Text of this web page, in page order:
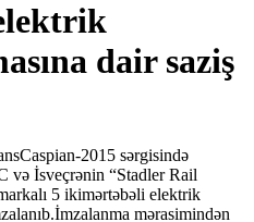
dair saziş
2015 sərgisində
və İsveçrənin “Stadler Rail
5 ikimərtəbəli elektrik
mərasimindən